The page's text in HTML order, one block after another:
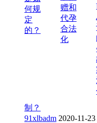
何规
定
的？
赠和
代孕
合法
化
制？
91xlbadm 2020-11-23